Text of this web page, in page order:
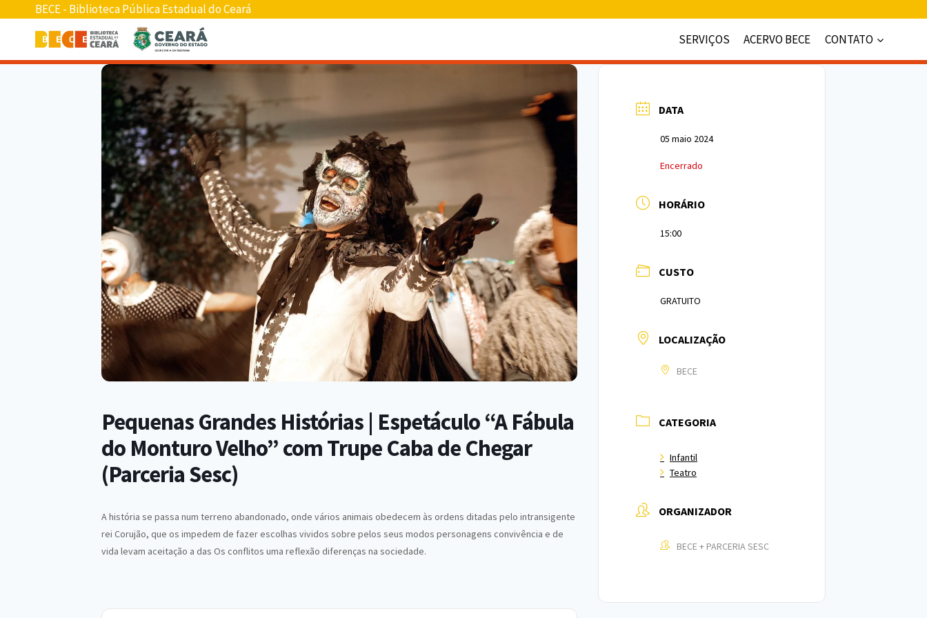
BECE - Biblioteca Pública Estadual do Ceará
SERVIÇOS
ACERVO BECE CONTATO
Pequenas Grandes Histórias | Espetáculo “A Fábula
do Monturo Velho” com Trupe Caba de Chegar
(Parceria Sesc)
A história se passa num terreno abandonado, onde vários animais obedecem às ordens ditadas pelo intransigente
rei Corujão, que os impedem de fazer escolhas vividos sobre pelos seus modos personagens convivência e de
vida levam aceitação a das Os conflitos uma reflexão diferenças na sociedade.
DATA
05 maio 2024
Encerrado
HORÁRIO
15:00
CUSTO
GRATUITO
LOCALIZAÇÃO
BECE
CATEGORIA
Infantil
Teatro
ORGANIZADOR
BECE + PARCERIA SESC